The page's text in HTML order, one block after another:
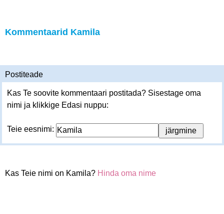
Kommentaarid Kamila
Postiteade
Kas Te soovite kommentaari postitada? Sisestage oma
nimi ja klikkige Edasi nuppu:
Teie eesnimi:
Kas Teie nimi on Kamila? Hinda oma nime